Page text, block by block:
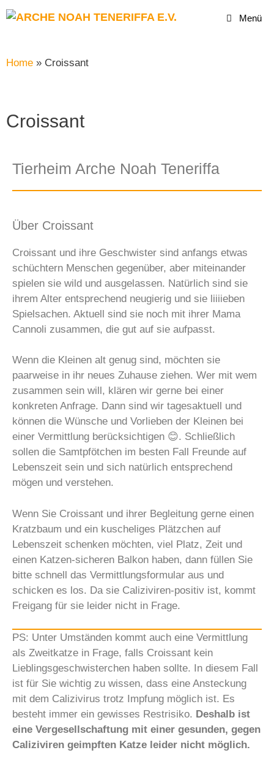
Menü
Home » Croissant
Croissant
Tierheim Arche Noah Teneriffa
Über Croissant
Croissant und ihre Geschwister sind anfangs etwas
schüchtern Menschen gegenüber, aber miteinander
spielen sie wild und ausgelassen. Natürlich sind sie
ihrem Alter entsprechend neugierig und sie liiiieben
Spielsachen. Aktuell sind sie noch mit ihrer Mama
Cannoli zusammen, die gut auf sie aufpasst.
Wenn die Kleinen alt genug sind, möchten sie
paarweise in ihr neues Zuhause ziehen. Wer mit wem
zusammen sein will, klären wir gerne bei einer
konkreten Anfrage. Dann sind wir tagesaktuell und
können die Wünsche und Vorlieben der Kleinen bei
einer Vermittlung berücksichtigen 😊. Schließlich
sollen die Samtpfötchen im besten Fall Freunde auf
Lebenszeit sein und sich natürlich entsprechend
mögen und verstehen.
Wenn Sie Croissant und ihrer Begleitung gerne einen
Kratzbaum und ein kuscheliges Plätzchen auf
Lebenszeit schenken möchten, viel Platz, Zeit und
einen Katzen-sicheren Balkon haben, dann füllen Sie
bitte schnell das Vermittlungsformular aus und
schicken es los. Da sie Caliziviren-positiv ist, kommt
Freigang für sie leider nicht in Frage.
PS: Unter Umständen kommt auch eine Vermittlung
als Zweitkatze in Frage, falls Croissant kein
Lieblingsgeschwisterchen haben sollte. In diesem Fall
ist für Sie wichtig zu wissen, dass eine Ansteckung
mit dem Calizivirus trotz Impfung möglich ist. Es
besteht immer ein gewisses Restrisiko. Deshalb ist
eine Vergesellschaftung mit einer gesunden, gegen
Caliziviren geimpften Katze leider nicht möglich.